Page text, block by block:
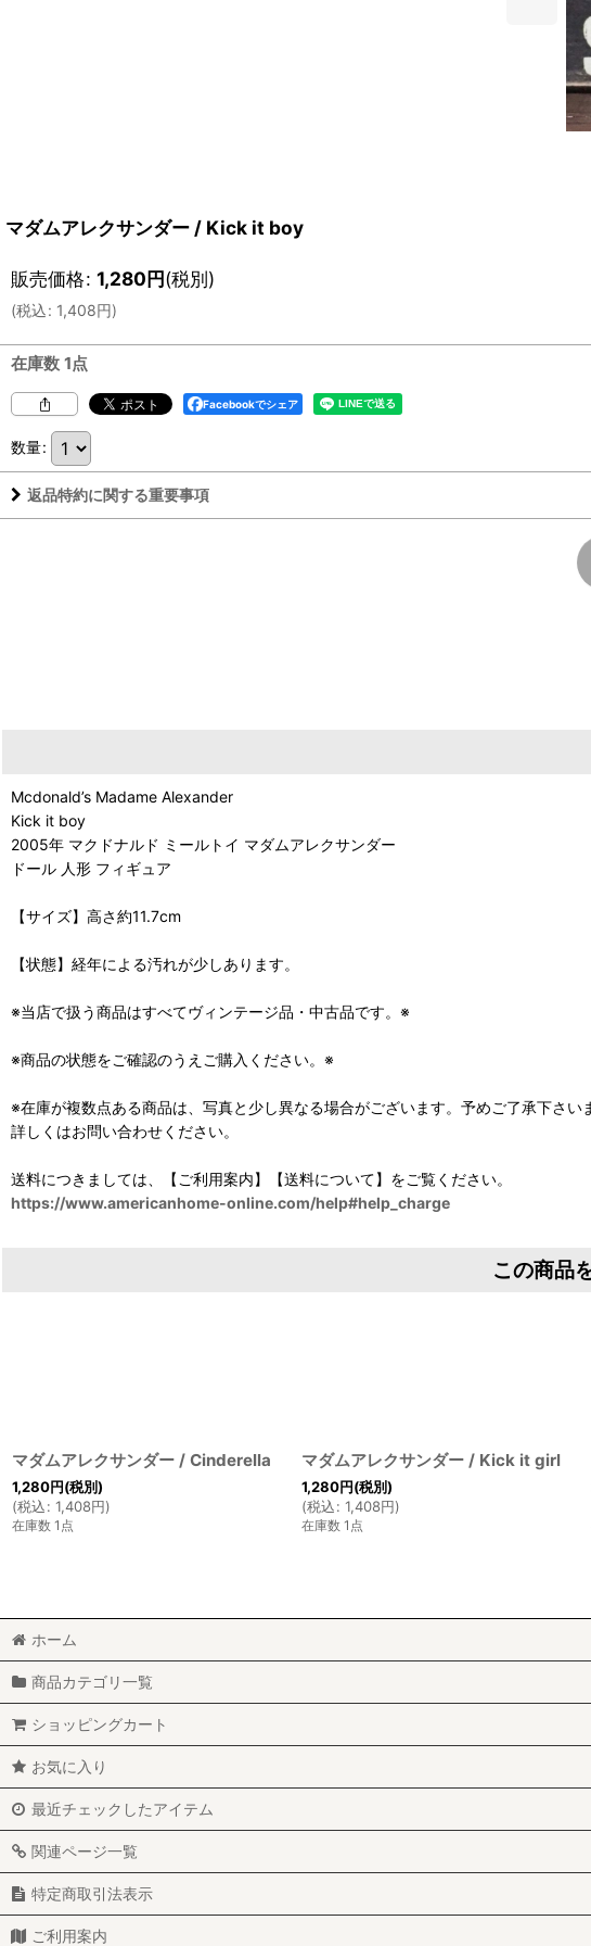
マダムアレクサンダー / Kick it boy
販売価格: 1,280円(税別)
(税込: 1,408円)
在庫数 1点
Facebookでシェア
数量:
返品特約に関する重要事項
Mcdonald’s Madame Alexander
Kick it boy
2005年 マクドナルド ミールトイ マダムアレクサンダー
ドール 人形 フィギュア
【サイズ】高さ約11.7cm
【状態】経年による汚れが少しあります。
※当店で扱う商品はすべてヴィンテージ品・中古品です。※
※商品の状態をご確認のうえご購入ください。※
※在庫が複数点ある商品は、写真と少し異なる場合がございます。予めご了承下さい
詳しくはお問い合わせください。
送料につきましては、【ご利用案内】【送料について】をご覧ください。
https://www.americanhome-online.com/help#help_charge
この商品
マダムアレクサンダー / Cinderella
1,280円(税別)
(税込: 1,408円)
在庫数 1点
マダムアレクサンダー / Kick it girl
1,280円(税別)
(税込: 1,408円)
在庫数 1点
ホーム
商品カテゴリ一覧
ショッピングカート
お気に入り
最近チェックしたアイテム
関連ページ一覧
特定商取引法表示
ご利用案内